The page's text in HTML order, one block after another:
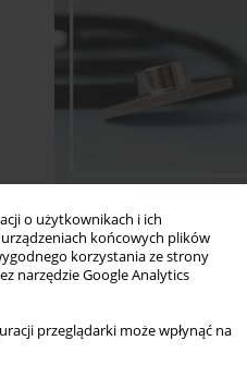
o użytkownikach i ich
końcowych plików
korzystania ze strony
narzędzie Google Analytics
przeglądarki może wpłynąć na
Najczęściej czytane
Bieżący numer
Occupational
with physical activity
fitness among